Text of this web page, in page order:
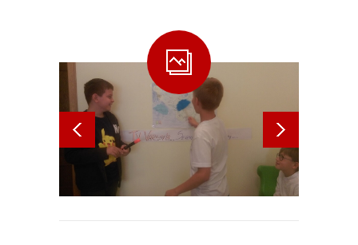
-- O naszej szkole
-- Kadra
-- Plan lekcji
-- Erasmus+
-- FAQ
-- Szkoła od Środka